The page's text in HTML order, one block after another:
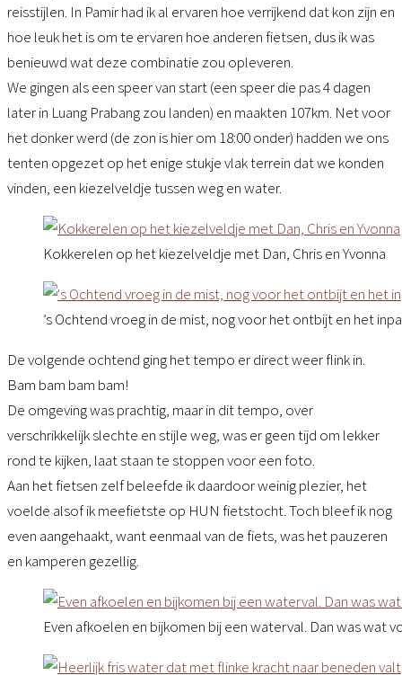
reisstijlen. In Pamir had ik al ervaren hoe verrijkend dat kon zijn en
hoe leuk het is om te ervaren hoe anderen fietsen, dus ik was
benieuwd wat deze combinatie zou opleveren.
We gingen als een speer van start (een speer die pas 4 dagen
later in Luang Prabang zou landen) en maakten 107km. Net voor
het donker werd (de zon is hier om 18:00 onder) hadden we ons
tenten opgezet op het enige stukje vlak terrein dat we konden
vinden, een kiezelveldje tussen weg en water.
Kokkerelen op het kiezelveldje met Dan, Chris en Yvonna
’s Ochtend vroeg in de mist, nog voor het ontbijt en het
De volgende ochtend ging het tempo er direct weer flink in.
Bam bam bam bam!
De omgeving was prachtig, maar in dit tempo, over
verschrikkelijk slechte en stijle weg, was er geen tijd om lekker
rond te kijken, laat staan te stoppen voor een foto.
Aan het fietsen zelf beleefde ik daardoor weinig plezier, het
voelde alsof ik meefietste op HUN fietstocht. Toch bleef ik nog
even aangehaakt, want eenmaal van de fiets, was het pauzeren
en kamperen gezellig.
Even afkoelen en bijkomen bij een waterval. Dan was wat